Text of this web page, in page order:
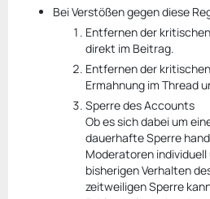
Bei Verstößen gegen diese
Entfernen der
direkt im Beitrag.
Entfernen der
Ermahnung im Thread
Sperre des Accounts
Ob es sich dabei um
dauerhafte Sperre
Moderatoren
bisherigen Verhalten
zeitweiligen Sperre